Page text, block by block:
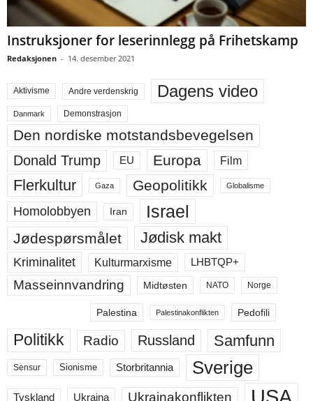
Instruksjoner for leserinnlegg på Frihetskamp
Redaksjonen - 14. desember 2021
Aktivisme Andre verdenskrig Dagens video
Danmark Demonstrasjon
Den nordiske motstandsbevegelsen
Donald Trump EU Europa Film
Flerkultur Gaza Geopolitikk Globalisme
Homolobbyen Iran Israel
Jødespørsmålet Jødisk makt
Kriminalitet Kulturmarxisme LHBTQP+
Masseinnvandring Midtøsten NATO Norge
Palestina Palestinakonflikten Pedofili
Politikk Radio Russland Samfunn
Sensur Sionisme Storbritannia Sverige
Tyskland Ukraina Ukrainakonflikten